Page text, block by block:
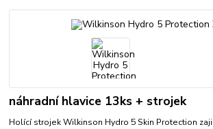
náhradní hlavice 13ks + strojek
Holící strojek Wilkinson Hydro 5 Skin Protection